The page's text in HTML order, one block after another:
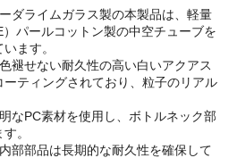
ダライムガラス製の本製品は、軽量
パールコットン製の中空チューブを
ます。
褪せない耐久性の高い白いアクアス
ティングされており、粒子のリアル
なPC素材を使用し、ボトルネック部
。
部部品は長期的な耐久性を確保して